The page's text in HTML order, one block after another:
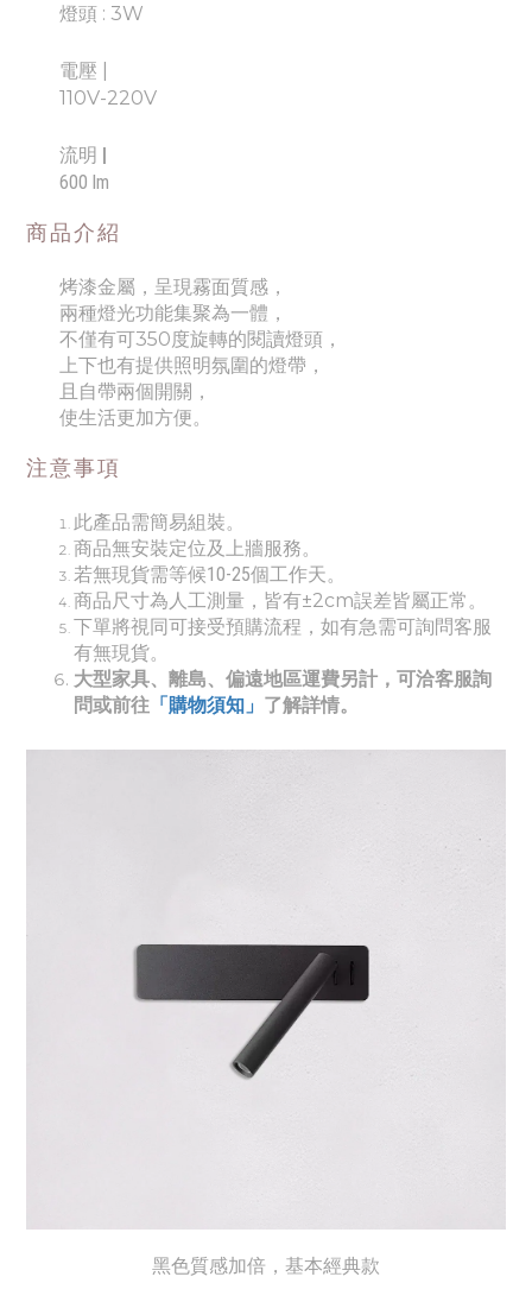
燈頭 : 3W
電壓 |
110V-220V
流明 |
600 lm
商品介紹
烤漆金屬，呈現霧面質感，
兩種燈光功能集聚為一體，
不僅有可350度旋轉的閱讀燈頭，
上下也有提供照明氛圍的燈帶，
且自帶兩個開關，
使生活更加方便。
注意事項
此產品需簡易組裝。
商品無安裝定位及上牆服務。
若無現貨需等候10-25個工作天。
商品尺寸為人工測量，皆有±2cm誤差皆屬正常。
下單將視同可接受預購流程，如有急需可詢問客服
有無現貨。
大型家具、離島、偏遠地區運費另計，可洽客服詢
問或前往 「購物須知」 了解詳情。
黑色質感加倍，基本經典款